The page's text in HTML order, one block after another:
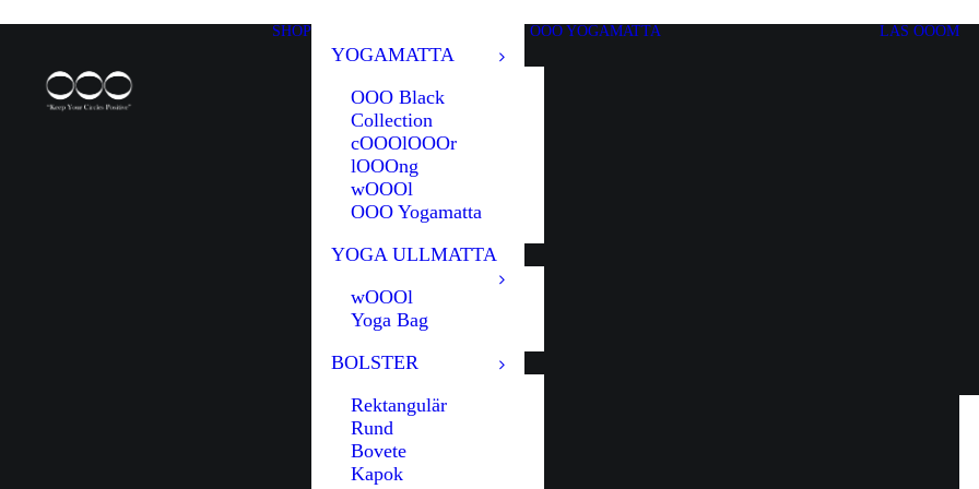
SHOP
YOGAMATTA
OOO Black
Collection
cOOOlOOOr
lOOOng
wOOOl
OOO Yogamatta
YOGA ULLMATTA
wOOOl
Yoga Bag
BOLSTER
Rektangulär
Rund
Bovete
Kapok
OOO YOGAMATTA LÄS OOOM